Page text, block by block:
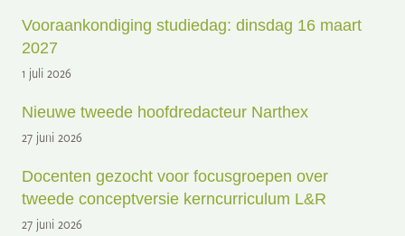
Vooraankondiging studiedag: dinsdag 16 maart
2027
1 juli 2026
Nieuwe tweede hoofdredacteur Narthex
27 juni 2026
Docenten gezocht voor focusgroepen over
tweede conceptversie kerncurriculum L&R
27 juni 2026